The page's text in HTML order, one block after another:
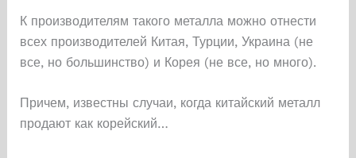
К производителям такого металла можно отнести
всех производителей Китая, Турции, Украина (не
все, но большинство) и Корея (не все, но много).
Причем, известны случаи, когда китайский металл
продают как корейский…